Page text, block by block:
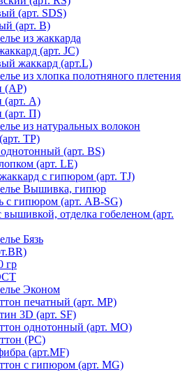
(арт. SDS)
(арт. В)
из жаккарда
(арт. JC)
жаккард (арт.L)
из хлопка полотняного плетения
(AP)
(арт. А)
(арт. П)
из натуральных волокон
ТР)
(арт. BS)
(арт. LE)
с гипюром (арт. TJ)
Вышивка, гипюр
с гипюром (арт. AB-SG)
вышивкой, отделка гобеленом (арт.
Бязь
гр
Эконом
печатный (арт. MР)
3D (арт. SF)
однотонный (арт. MO)
(PC)
(арт.MF)
с гипюром (арт. MG)